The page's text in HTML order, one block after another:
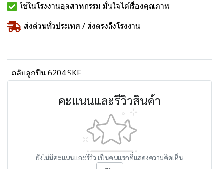
ใช้ในโรงงานอุตสาหกรรม มั่นใจได้เรื่องคุณภาพ
ส่งด่วนทั่วประเทศ / ส่งตรงถึงโรงงาน
ตลับลูกปืน 6204 SKF
คะแนนและรีวิวสินค้า
ยังไม่มีคะแนนและรีวิว เป็นคนแรกที่แสดงความคิดเห็น